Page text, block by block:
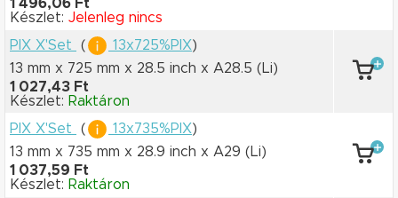
1 496,06 Ft
Készlet: Jelenleg nincs
PIX X'Set
( 13x725%PIX)
13 mm x 725 mm x 28.5 inch x A28.5 (Li)
1 027,43 Ft
Készlet: Raktáron
PIX X'Set
( 13x735%PIX)
13 mm x 735 mm x 28.9 inch x A29 (Li)
1 037,59 Ft
Készlet: Raktáron